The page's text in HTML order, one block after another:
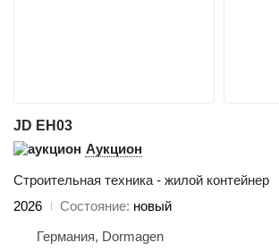
JD EH03
Аукцион
Строительная техника - жилой контейнер
2026
Состояние новый
Германия, Dormagen